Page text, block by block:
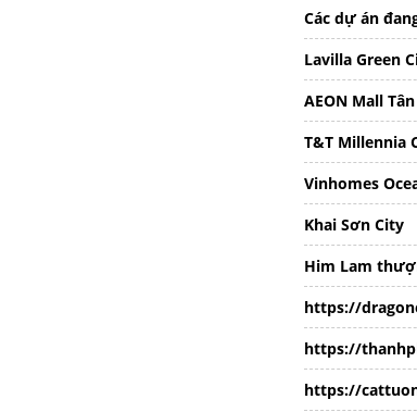
Các dự án
Lavilla Green
AEON Mall
T&T Millennia
Vinhomes
Khai Sơn City
Him Lam
https://
https://
https://